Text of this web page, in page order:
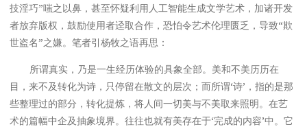
技淫巧”嗤之以鼻，甚至怀疑利用人工智能生成文学艺术，加诸开发
者放弃版权，鼓励使用者迳取合作，恐怕令艺术伦理匮乏，导致“欺
世盗名”之嫌。笔者引杨牧之语再思：
所谓真实，乃是一生经历体验的具象全部。美和不美历历在
目，来不及转化为诗，只停留在散文的层次；而所谓‘诗’，指的是那
些整理过的部分，转化提炼，将人间一切美与不美取来照明。在艺
术的篇幅中企及抽象境界。往往也就有美存在于‘完成的内容’中。它